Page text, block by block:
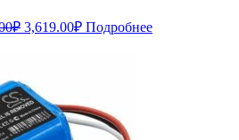
₽ Первоначальная
3,619.00₽Текущая
цена:
Подробнее